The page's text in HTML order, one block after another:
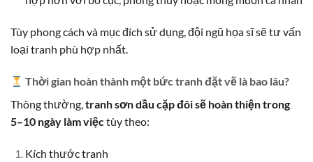
Tùy phong cách và mục đích sử dụng, đội ngũ họa sĩ sẽ tư vấn
loại tranh phù hợp nhất.
Thời gian hoàn thành một bức tranh đặt vẽ là bao lâu?
Thông thường,tranh sơn dầu cặp đôi sẽ hoàn thiện trong
5–10 ngày làm việctùy theo:
Kích thước tranh